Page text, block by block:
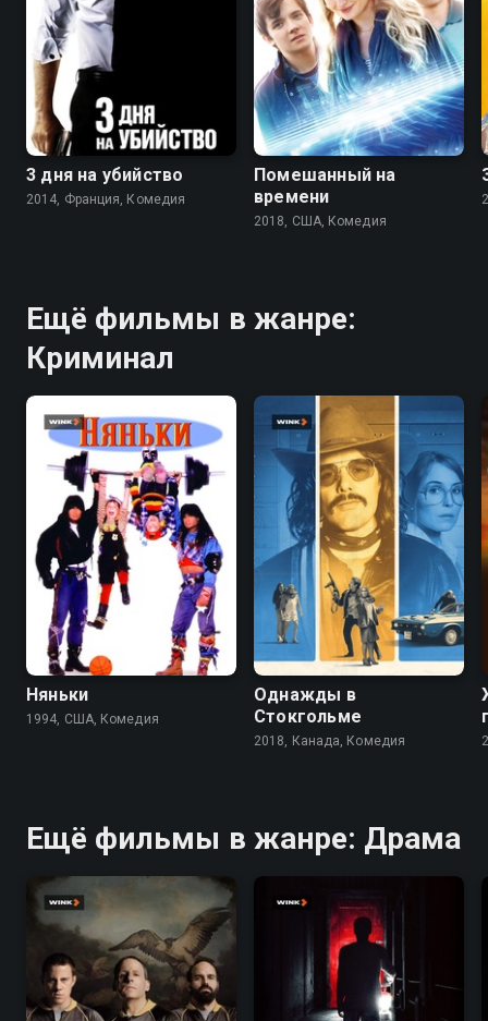
6.6 6.2
3 дня на убийство
2014, Франция, Комедия
6.4 5.8
Помешанный на
времени
2018, США, Комедия
Ещё фильмы в жанре:
Криминал
7.2
Няньки
1994, США, Комедия
6.5
Однажды в
Стокгольме
2018, Канада, Комедия
Ещё фильмы в жанре: Драма